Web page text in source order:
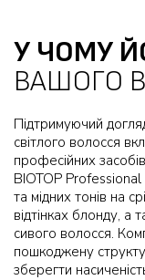
У ЧОМУ
ВАШОГО
Підтримуючий
світлого волосся
професійних
BIOTOP Professional
та мідних тонів на
відтінках блонду, а
сивого волосся.
пошкоджену
зберегти